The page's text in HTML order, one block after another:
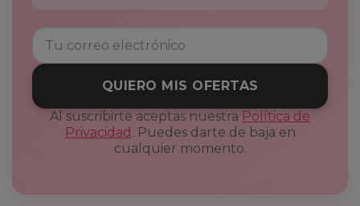
QUIERO MIS OFERTAS
Al suscribirte aceptas nuestra Política de
Privacidad . Puedes darte de baja en
cualquier momento.